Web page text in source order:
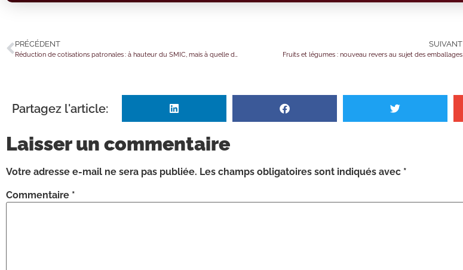
PRÉCÉDENT
Réduction de cotisations patronales : à hauteur du SMIC, mais à quelle date ?
SUIVANT
Fruits et légumes : nouveau revers au sujet des emballages
Partagez l'article:
Laisser un commentaire
Votre adresse e-mail ne sera pas publiée. Les champs obligatoires sont indiqués avec *
Commentaire *